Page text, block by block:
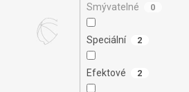
Smývatelné 0
Speciální 2
Efektové 2